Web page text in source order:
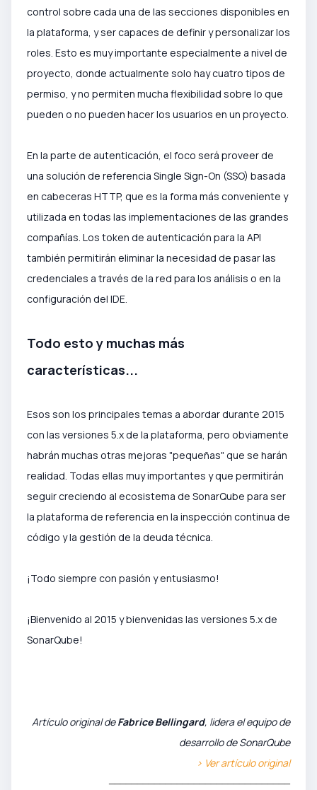
control sobre cada una de las secciones disponibles en
la plataforma, y ser capaces de definir y personalizar los
roles. Esto es muy importante especialmente a nivel de
proyecto, donde actualmente solo hay cuatro tipos de
permiso, y no permiten mucha flexibilidad sobre lo que
pueden o no pueden hacer los usuarios en un proyecto.
En la parte de autenticación, el foco será proveer de
una solución de referencia Single Sign-On (SSO) basada
en cabeceras HTTP, que es la forma más conveniente y
utilizada en todas las implementaciones de las grandes
compañías. Los token de autenticación para la API
también permitirán eliminar la necesidad de pasar las
credenciales a través de la red para los análisis o en la
configuración del IDE.
Todo esto y muchas más
características...
Esos son los principales temas a abordar durante 2015
con las versiones 5.x de la plataforma, pero obviamente
habrán muchas otras mejoras "pequeñas" que se harán
realidad. Todas ellas muy importantes y que permitirán
seguir creciendo al ecosistema de SonarQube para ser
la plataforma de referencia en la inspección continua de
código y la gestión de la deuda técnica.
¡Todo siempre con pasión y entusiasmo!
¡Bienvenido al 2015 y bienvenidas las versiones 5.x de
SonarQube!
Artículo original deFabrice Bellingard, lidera el equipo de
desarrollo de SonarQube
> Ver artículo original